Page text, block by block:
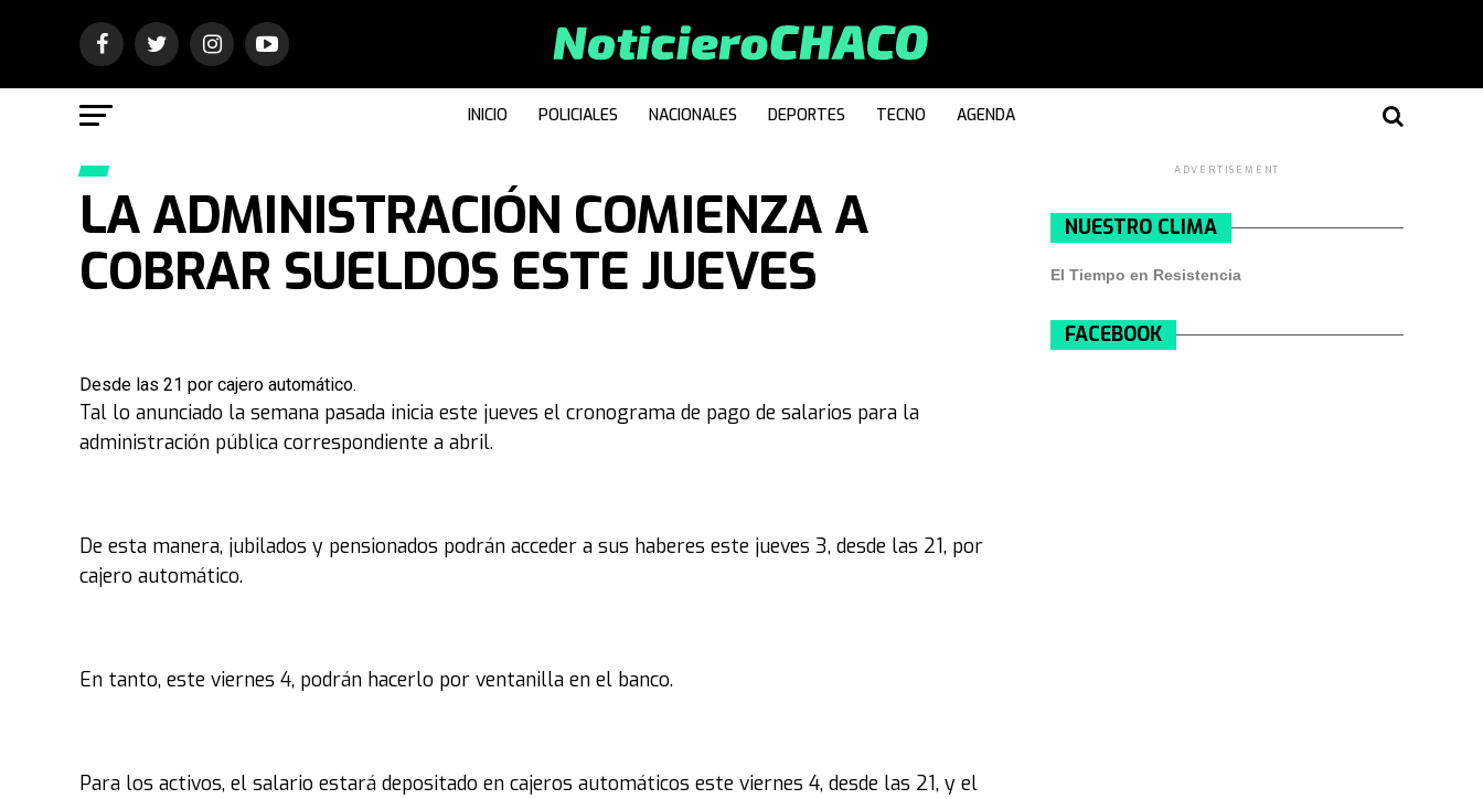
INICIO POLICIALES NACIONALES DEPORTES TECNO AGENDA
LA ADMINISTRACIÓN COMIENZA A
COBRAR SUELDOS ESTE JUEVES
Desde las 21 por cajero automático.
Tal lo anunciado la semana pasada inicia este jueves el cronograma de pago de salarios para la
administración pública correspondiente a abril.
De esta manera, jubilados y pensionados podrán acceder a sus haberes este jueves 3, desde las 21, por
cajero automático.
En tanto, este viernes 4, podrán hacerlo por ventanilla en el banco.
Para los activos, el salario estará depositado en cajeros automáticos este viernes 4, desde las 21, y el
ADVERTISEMENT
NUESTRO CLIMA
El Tiempo en Resistencia
FACEBOOK